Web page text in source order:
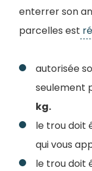
enterrer son
parcelles est
autorisée
seulement
kg.
le trou doit
qui vous
le trou doit